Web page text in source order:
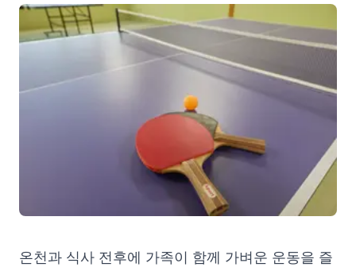
온천과 식사 전후에 가족이 함께 가벼운 운동을 즐